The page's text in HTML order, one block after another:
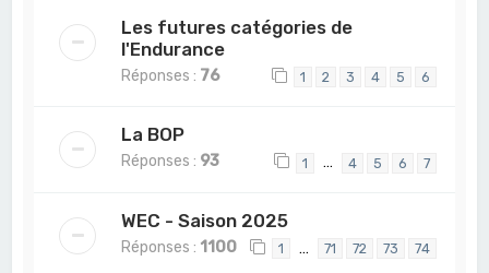
Les futures catégories de
l'Endurance
Réponses : 76 1 2 3 4 5 6
La BOP
Réponses : 93 1 … 4 5 6 7
WEC - Saison 2025
Réponses : 1100 1 … 71 72 73 74